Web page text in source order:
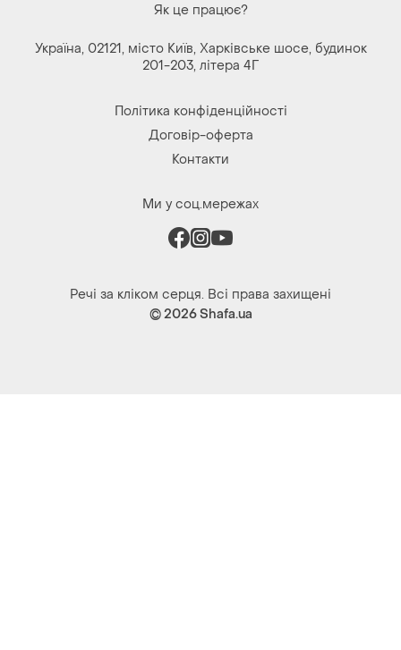
Як це працює?
Україна, 02121, місто Київ, Харківське шосе, будинок
201-203, літера 4Г
Політика конфіденційності
Договір-оферта
Контакти
Ми у соц.мережах
Речі за кліком серця. Всі права захищені
© 2026Shafa.ua